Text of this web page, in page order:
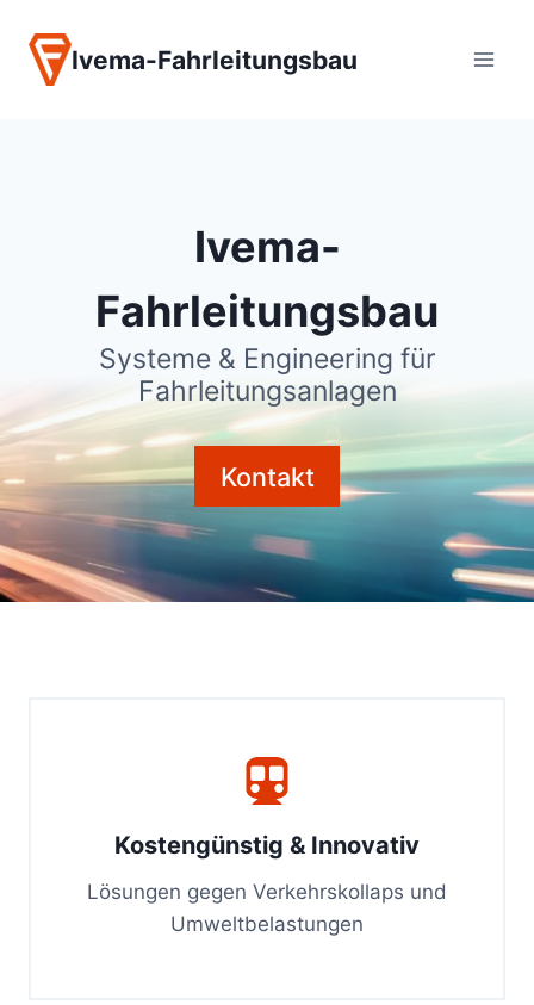
Inhalt
springen
Ivema-Fahrleitungsbau
Ivema-
Fahrleitungsbau
Systeme & Engineering für
Fahrleitungsanlagen
Kontakt
Kostengünstig & Innovativ
Lösungen gegen Verkehrskollaps und
Umweltbelastungen